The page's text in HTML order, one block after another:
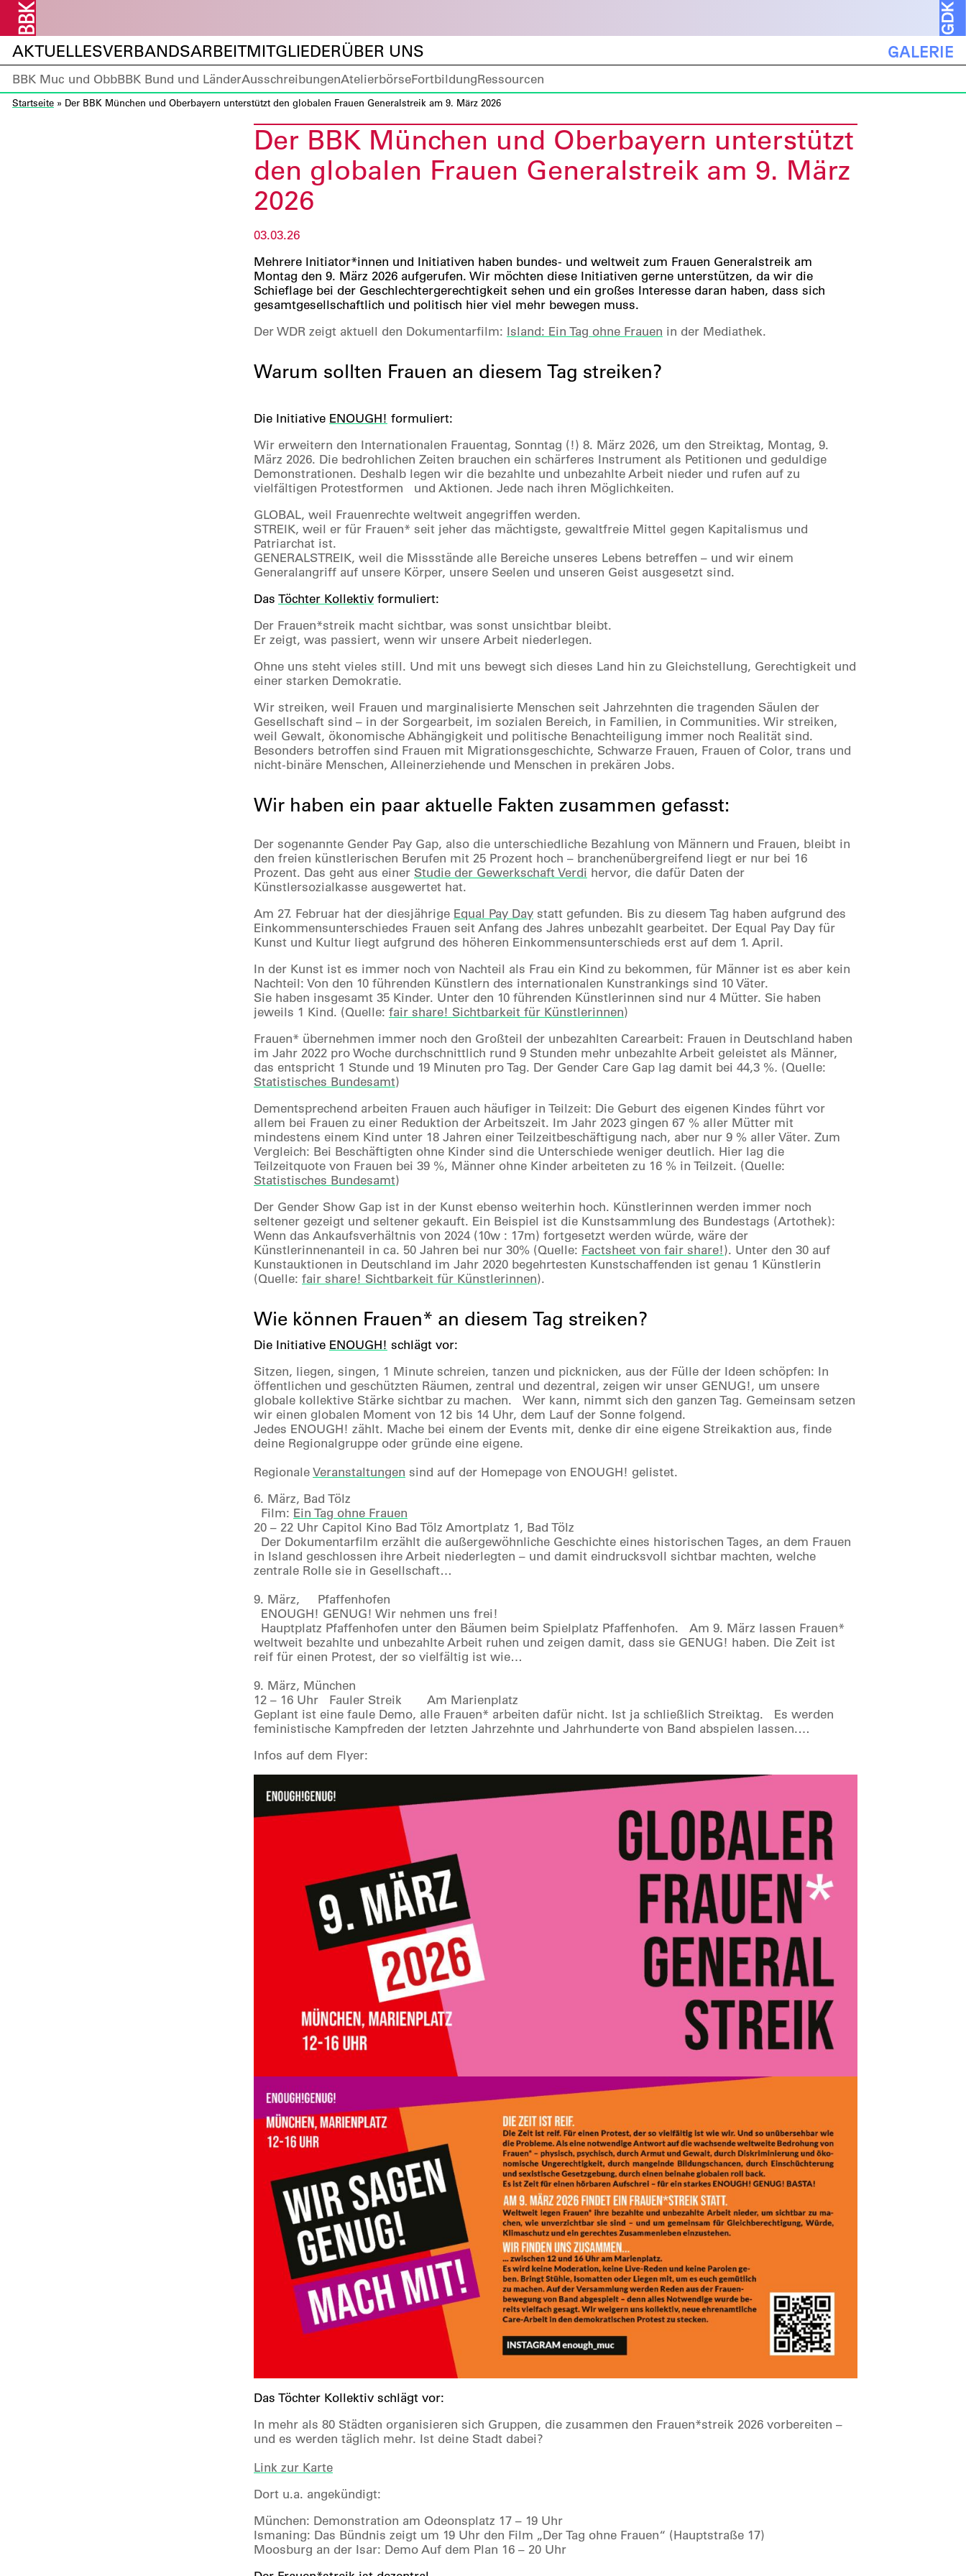
AKTUELLESVERBANDSARBEITMITGLIEDERÜBER UNS GALERIE
BBK Muc und ObbBBK Bund und LänderAusschreibungenAtelierbörseFortbildungRessourcen
Startseite » Der BBK München und Oberbayern unterstützt den globalen Frauen Generalstreik am 9. März 2026
Der BBK München und Oberbayern unterstützt
den globalen Frauen Generalstreik am 9. März
2026
03.03.26
Mehrere Initiator*innen und Initiativen haben bundes- und weltweit zum Frauen Generalstreik am
Montag den 9. März 2026 aufgerufen. Wir möchten diese Initiativen gerne unterstützen, da wir die
Schieflage bei der Geschlechtergerechtigkeit sehen und ein großes Interesse daran haben, dass sich
gesamtgesellschaftlich und politisch hier viel mehr bewegen muss.
Der WDR zeigt aktuell den Dokumentarfilm: Island: Ein Tag ohne Frauen in der Mediathek.
Warum sollten Frauen an diesem Tag streiken?
Die Initiative ENOUGH! formuliert:
Wir erweitern den Internationalen Frauentag, Sonntag (!) 8. März 2026, um den Streiktag, Montag, 9.
März 2026. Die bedrohlichen Zeiten brauchen ein schärferes Instrument als Petitionen und geduldige
Demonstrationen. Deshalb legen wir die bezahlte und unbezahlte Arbeit nieder und rufen auf zu
vielfältigen Protestformen und Aktionen. Jede nach ihren Möglichkeiten.
GLOBAL, weil Frauenrechte weltweit angegriffen werden.
STREIK, weil er für Frauen* seit jeher das mächtigste, gewaltfreie Mittel gegen Kapitalismus und
Patriarchat ist.
GENERALSTREIK, weil die Missstände alle Bereiche unseres Lebens betreffen – und wir einem
Generalangriff auf unsere Körper, unsere Seelen und unseren Geist ausgesetzt sind.
Das Töchter Kollektiv formuliert:
Der Frauen*streik macht sichtbar, was sonst unsichtbar bleibt.
Er zeigt, was passiert, wenn wir unsere Arbeit niederlegen.
Ohne uns steht vieles still. Und mit uns bewegt sich dieses Land hin zu Gleichstellung, Gerechtigkeit und
einer starken Demokratie.
Wir streiken, weil Frauen und marginalisierte Menschen seit Jahrzehnten die tragenden Säulen der
Gesellschaft sind – in der Sorgearbeit, im sozialen Bereich, in Familien, in Communities. Wir streiken,
weil Gewalt, ökonomische Abhängigkeit und politische Benachteiligung immer noch Realität sind.
Besonders betroffen sind Frauen mit Migrationsgeschichte, Schwarze Frauen, Frauen of Color, trans und
nicht-binäre Menschen, Alleinerziehende und Menschen in prekären Jobs.
Wir haben ein paar aktuelle Fakten zusammen gefasst:
Der sogenannte Gender Pay Gap, also die unterschiedliche Bezahlung von Männern und Frauen, bleibt in
den freien künstlerischen Berufen mit 25 Prozent hoch – branchenübergreifend liegt er nur bei 16
Prozent. Das geht aus einer Studie der Gewerkschaft Verdi hervor, die dafür Daten der
Künstlersozialkasse ausgewertet hat.
Am 27. Februar hat der diesjährige Equal Pay Day statt gefunden. Bis zu diesem Tag haben aufgrund des
Einkommensunterschiedes Frauen seit Anfang des Jahres unbezahlt gearbeitet. Der Equal Pay Day für
Kunst und Kultur liegt aufgrund des höheren Einkommensunterschieds erst auf dem 1. April.
In der Kunst ist es immer noch von Nachteil als Frau ein Kind zu bekommen, für Männer ist es aber kein
Nachteil: Von den 10 führenden Künstlern des internationalen Kunstrankings sind 10 Väter.
Sie haben insgesamt 35 Kinder. Unter den 10 führenden Künstlerinnen sind nur 4 Mütter. Sie haben
jeweils 1 Kind. (Quelle: fair share! Sichtbarkeit für Künstlerinnen)
Frauen* übernehmen immer noch den Großteil der unbezahlten Carearbeit: Frauen in Deutschland haben
im Jahr 2022 pro Woche durchschnittlich rund 9 Stunden mehr unbezahlte Arbeit geleistet als Männer,
das entspricht 1 Stunde und 19 Minuten pro Tag. Der Gender Care Gap lag damit bei 44,3 %. (Quelle:
Statistisches Bundesamt)
Dementsprechend arbeiten Frauen auch häufiger in Teilzeit: Die Geburt des eigenen Kindes führt vor
allem bei Frauen zu einer Reduktion der Arbeitszeit. Im Jahr 2023 gingen 67 % aller Mütter mit
mindestens einem Kind unter 18 Jahren einer Teilzeitbeschäftigung nach, aber nur 9 % aller Väter. Zum
Vergleich: Bei Beschäftigten ohne Kinder sind die Unterschiede weniger deutlich. Hier lag die
Teilzeitquote von Frauen bei 39 %, Männer ohne Kinder arbeiteten zu 16 % in Teilzeit. (Quelle:
Statistisches Bundesamt)
Der Gender Show Gap ist in der Kunst ebenso weiterhin hoch. Künstlerinnen werden immer noch
seltener gezeigt und seltener gekauft. Ein Beispiel ist die Kunstsammlung des Bundestags (Artothek):
Wenn das Ankaufsverhältnis von 2024 (10w : 17m) fortgesetzt werden würde, wäre der
Künstlerinnenanteil in ca. 50 Jahren bei nur 30% (Quelle: Factsheet von fair share!). Unter den 30 auf
Kunstauktionen in Deutschland im Jahr 2020 begehrtesten Kunstschaffenden ist genau 1 Künstlerin
(Quelle: fair share! Sichtbarkeit für Künstlerinnen).
Wie können Frauen* an diesem Tag streiken?
Die Initiative ENOUGH! schlägt vor:
Sitzen, liegen, singen, 1 Minute schreien, tanzen und picknicken, aus der Fülle der Ideen schöpfen: In
öffentlichen und geschützten Räumen, zentral und dezentral, zeigen wir unser GENUG!, um unsere
globale kollektive Stärke sichtbar zu machen. Wer kann, nimmt sich den ganzen Tag. Gemeinsam setzen
wir einen globalen Moment von 12 bis 14 Uhr, dem Lauf der Sonne folgend.
Jedes ENOUGH! zählt. Mache bei einem der Events mit, denke dir eine eigene Streikaktion aus, finde
deine Regionalgruppe oder gründe eine eigene.
Regionale Veranstaltungen sind auf der Homepage von ENOUGH! gelistet.
6. März, Bad Tölz
Film: Ein Tag ohne Frauen
20 – 22 Uhr Capitol Kino Bad Tölz Amortplatz 1, Bad Tölz
Der Dokumentarfilm erzählt die außergewöhnliche Geschichte eines historischen Tages, an dem Frauen
in Island geschlossen ihre Arbeit niederlegten – und damit eindrucksvoll sichtbar machten, welche
zentrale Rolle sie in Gesellschaft…
9. März, Pfaffenhofen
ENOUGH! GENUG! Wir nehmen uns frei!
Hauptplatz Pfaffenhofen unter den Bäumen beim Spielplatz Pfaffenhofen. Am 9. März lassen Frauen*
weltweit bezahlte und unbezahlte Arbeit ruhen und zeigen damit, dass sie GENUG! haben. Die Zeit ist
reif für einen Protest, der so vielfältig ist wie…
9. März, München
12 – 16 Uhr Fauler Streik Am Marienplatz
Geplant ist eine faule Demo, alle Frauen* arbeiten dafür nicht. Ist ja schließlich Streiktag. Es werden
feministische Kampfreden der letzten Jahrzehnte und Jahrhunderte von Band abspielen lassen.…
Infos auf dem Flyer:
Das Töchter Kollektiv schlägt vor:
In mehr als 80 Städten organisieren sich Gruppen, die zusammen den Frauen*streik 2026 vorbereiten –
und es werden täglich mehr. Ist deine Stadt dabei?
Link zur Karte
Dort u.a. angekündigt:
München: Demonstration am Odeonsplatz 17 – 19 Uhr
Ismaning: Das Bündnis zeigt um 19 Uhr den Film „Der Tag ohne Frauen“ (Hauptstraße 17)
Moosburg an der Isar: Demo Auf dem Plan 16 – 20 Uhr